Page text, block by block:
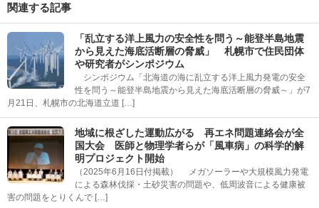
関連する記事
「乱立する洋上風力の安全性を問う～能登半島地震
から見えた海底活断層の脅威」 札幌市で住民団体
や研究者がシンポジウム
シンポジウム「北海道の海に乱立する洋上風力発電の安全
性を問う～能登半島地震から見えた海底活断層の脅威～」が7
月21日、札幌市の北海道立道 […]
地域に根ざした運動広がる 再エネ問題連絡会が全
国大会 医師と物理学者らが「風車病」の科学的解
明プロジェクト開始
（2025年6月16日付掲載） メガソーラーや大規模風力発電
による森林伐採・土砂災害の問題や、低周波音による健康被
害の問題をとりくんで […]